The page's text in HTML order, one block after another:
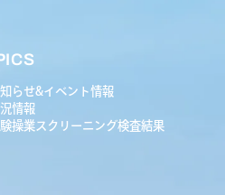
らせ&イベント情報
情報
操業スクリーニング検査結果